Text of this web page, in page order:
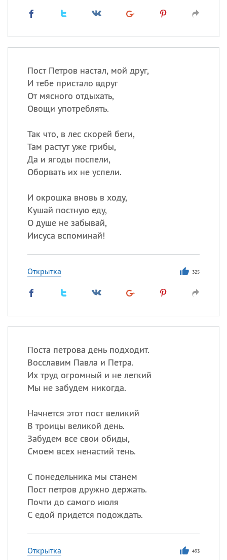
Пост Петров настал, мой друг,
И тебе пристало вдруг
От мясного отдыхать,
Овощи употреблять.
Так что, в лес скорей беги,
Там растут уже грибы,
Да и ягоды поспели,
Оборвать их не успели.
И окрошка вновь в ходу,
Кушай постную еду,
О душе не забывай,
Иисуса вспоминай!
Открытка 325
Поста петрова день подходит.
Восславим Павла и Петра.
Их труд огромный и не легкий
Мы не забудем никогда.
Начнется этот пост великий
В троицы великой день.
Забудем все свои обиды,
Смоем всех ненастий тень.
С понедельника мы станем
Пост петров дружно держать.
Почти до самого июля
С едой придется подождать.
Открытка 493